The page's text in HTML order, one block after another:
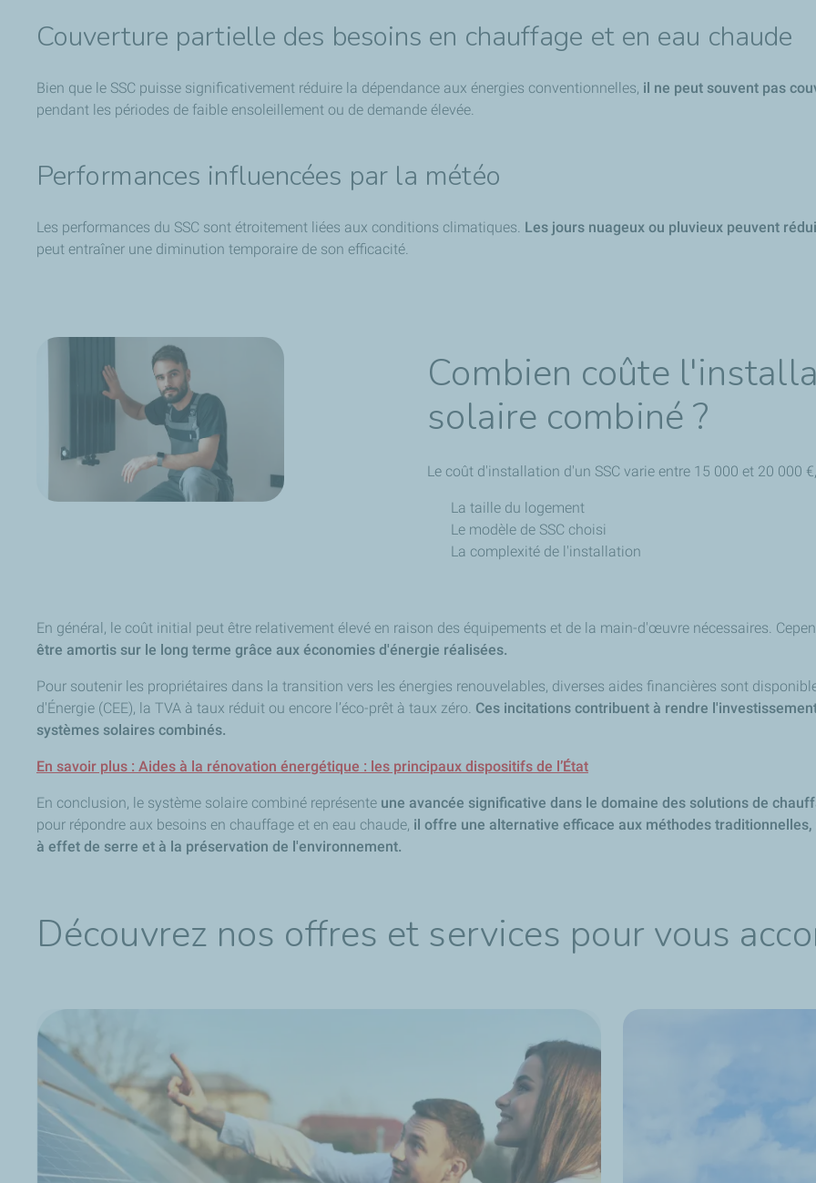
Couverture partielle des besoins en chauffage et en eau chaude
Bien que le SSC puisse significativement réduire la dépendance aux énergies conventionnelles, il ne peut souvent pas
pendant les périodes de faible ensoleillement ou de demande élevée.
Performances influencées par la météo
Les performances du SSC sont étroitement liées aux conditions climatiques. Les jours nuageux ou pluvieux peuvent
peut entraîner une diminution temporaire de son efficacité.
Combien coûte
solaire combiné ?
Le coût d'installation d'un SSC varie entre 15 000 et 20 000
La taille du logement
Le modèle de SSC choisi
La complexité de l'installation
En général, le coût initial peut être relativement élevé en raison des équipements et de la main-d'œuvre nécessaires.
être amortis sur le long terme grâce aux économies d'énergie réalisées.
Pour soutenir les propriétaires dans la transition vers les énergies renouvelables, diverses aides financières sont
d'Énergie (CEE), la TVA à taux réduit ou encore l’éco-prêt à taux zéro. Ces incitations contribuent à rendre
systèmes solaires combinés.
En savoir plus : Aides à la rénovation énergétique : les principaux dispositifs de l’État
En conclusion, le système solaire combiné représente une avancée significative dans le domaine des solutions de
pour répondre aux besoins en chauffage et en eau chaude, il offre une alternative efficace aux méthodes
à effet de serre et à la préservation de l'environnement.
Découvrez nos offres et services pour vous